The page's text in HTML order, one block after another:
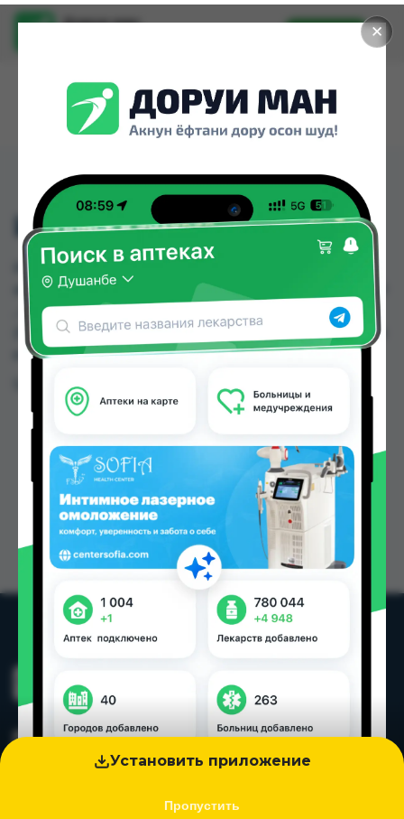
✕
Установить приложение
Пропустить
Доруи ман
Установить
ИДЕОС ТБ №30 А
ИДЕОС ТБ №30 А можно купить или заказать в
аптеках, Абубакри Карим, Авиценна, АЗИЗ ВАКО
, Алишер-К, Амирӣ, Аптека Алфавит, Аптека Нур
(Nur) по цене от 51.50 TJS до 65.00 TJS в Душанбе
и других городах Таджикистана
Цена: от51.50 TJS